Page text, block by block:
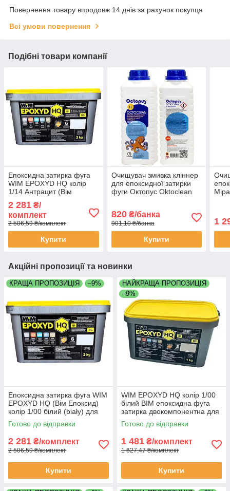
Повернення товару впродовж 14 днів за рахунок покупця
Всі умови повернення
Подібні товари компанії
Епоксидна затирка фуга
WIM EPOXYD HQ колір
1/14 Антрацит (Вім
відро 2 кг
2 281 ₴/
комплект
2 506,59 ₴/комплект
Купити
Очищувач змивка кліннер
для епоксидної затирки
фуги Октопус Oktoclean
820₴/банка
901,10 ₴/банка
Купити
1
Акційні пропозиції та новинки
КРАЩА ПРОПОЗИЦІЯ –9%
Епоксидна затирка фуга WIM
EPOXYD HQ (Вім Епоксид)
колір 1/00 білий (biały) для
швів плитки відро 2 кг яка
змивається водою
Готово до відправки
2 281 ₴/комплект
2 506,59 ₴/комплект
Купити
НАЙКРАЩА ПРОПОЗИЦІЯ
–9%
WIM EPOXYD HQ колір 1/00
білий ВІМ епоксидна фуга
затирка двокомпонентна для
швів плитки відро 1 кг
Готово до відправки
1 481 ₴/комплект
1 627,47 ₴/комплект
Купити